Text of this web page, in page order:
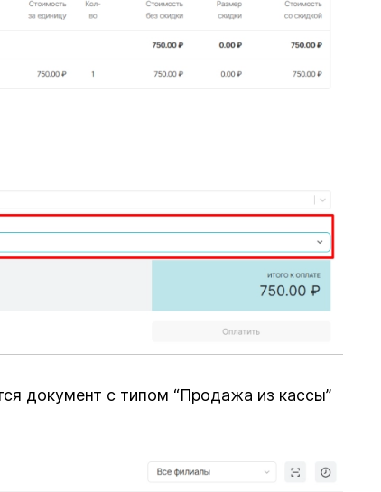
документ с типом “Продажа из кассы”